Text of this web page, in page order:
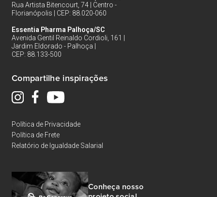
Rua Artista Bitencourt, 74 | Centro -
Florianópolis | CEP: 88.020-060
Essentia Pharma Palhoça/SC
Avenida Gentil Reinaldo Cordioli, 161 |
Jardim Eldorado - Palhoça |
CEP: 88.133-500
Compartilhe inspirações
Política de Privacidade
Política de Frete
Relatório de Igualdade Salarial
Conheça nosso